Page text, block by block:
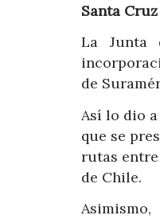
Santa
La Junta
de
Así lo dio
que se
rutas entre
de Chile.